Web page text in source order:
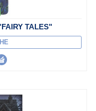
TALES"